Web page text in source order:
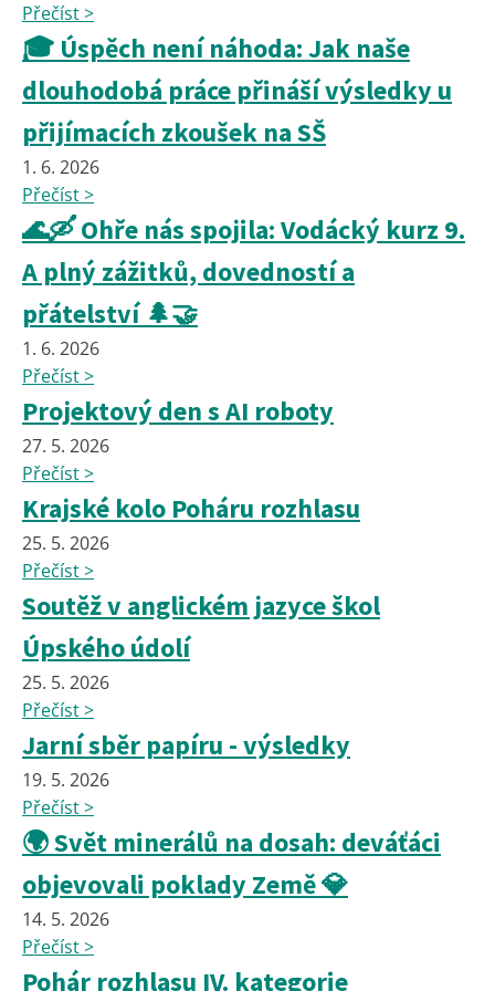
Přečíst >
🎓 Úspěch není náhoda: Jak naše
dlouhodobá práce přináší výsledky u
přijímacích zkoušek na SŠ
1. 6. 2026
Přečíst >
🌊🛶 Ohře nás spojila: Vodácký kurz 9.
A plný zážitků, dovedností a
přátelství 🌲🤝
1. 6. 2026
Přečíst >
Projektový den s AI roboty
27. 5. 2026
Přečíst >
Krajské kolo Poháru rozhlasu
25. 5. 2026
Přečíst >
Soutěž v anglickém jazyce škol
Úpského údolí
25. 5. 2026
Přečíst >
Jarní sběr papíru - výsledky
19. 5. 2026
Přečíst >
🌍 Svět minerálů na dosah: deváťáci
objevovali poklady Země 💎
14. 5. 2026
Přečíst >
Pohár rozhlasu IV. kategorie